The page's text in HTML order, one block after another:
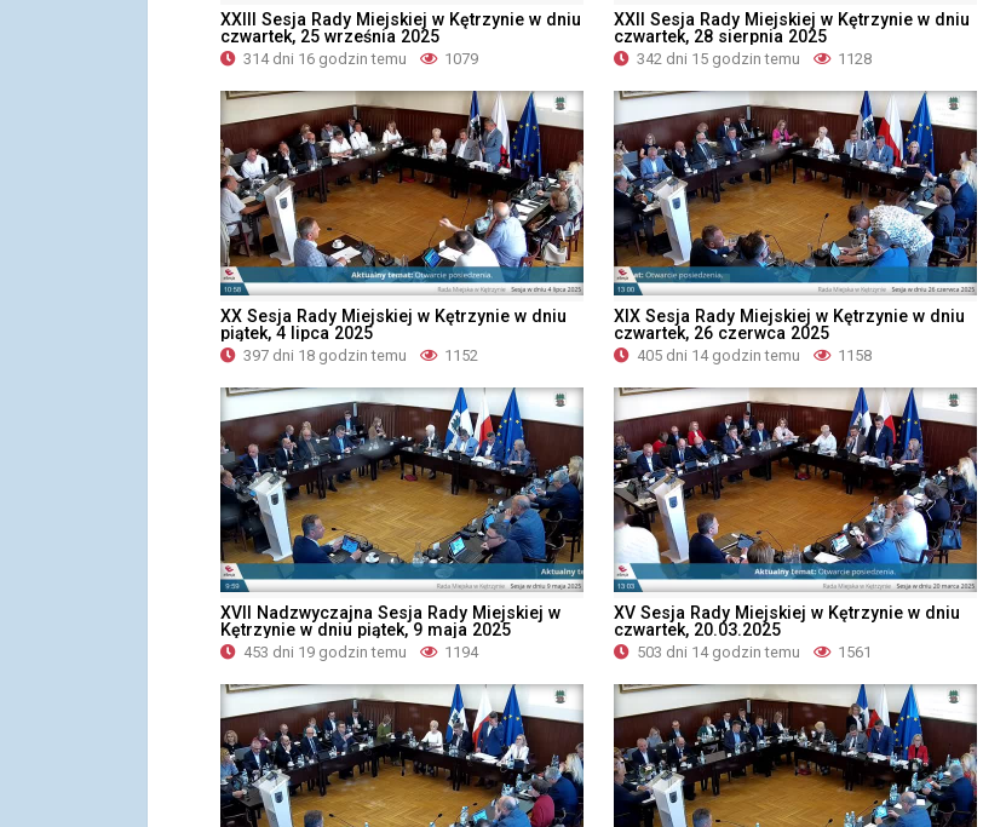
XXIII Sesja Rady Miejskiej w Kętrzynie w dniu
czwartek, 25 września 2025
314 dni 16 godzin temu 1079
XXII Sesja Rady Miejskiej w Kętrzynie w dniu
czwartek, 28 sierpnia 2025
342 dni 15 godzin temu 1128
XX Sesja Rady Miejskiej w Kętrzynie w dniu
piątek, 4 lipca 2025
397 dni 18 godzin temu 1152
XIX Sesja Rady Miejskiej w Kętrzynie w dniu
czwartek, 26 czerwca 2025
405 dni 14 godzin temu 1158
XVII Nadzwyczajna Sesja Rady Miejskiej w
Kętrzynie w dniu piątek, 9 maja 2025
453 dni 19 godzin temu 1194
XV Sesja Rady Miejskiej w Kętrzynie w dniu
czwartek, 20.03.2025
503 dni 14 godzin temu 1561